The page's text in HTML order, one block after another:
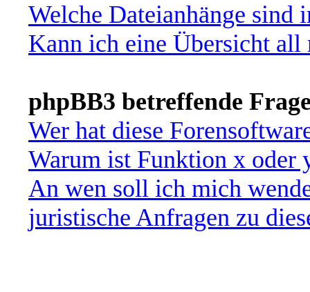
Welche Dateianhänge sind
Kann ich eine Übersicht all
phpBB3 betreffende
Wer hat diese
Warum ist Funktion x oder
An wen soll ich mich
juristische Anfragen zu